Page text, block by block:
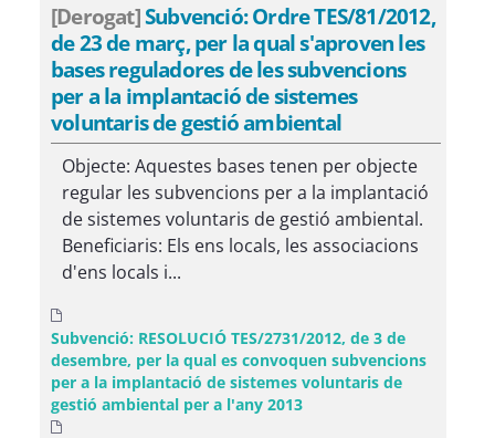
[Derogat]Subvenció: Ordre TES/81/2012,
de 23 de març, per la qual s'aproven les
bases reguladores de les subvencions
per a la implantació de sistemes
voluntaris de gestió ambiental
Objecte: Aquestes bases tenen per objecte
regular les subvencions per a la implantació
de sistemes voluntaris de gestió ambiental.
Beneficiaris: Els ens locals, les associacions
d'ens locals i...
Subvenció: RESOLUCIÓ TES/2731/2012, de 3 de
desembre, per la qual es convoquen subvencions
per a la implantació de sistemes voluntaris de
gestió ambiental per a l'any 2013